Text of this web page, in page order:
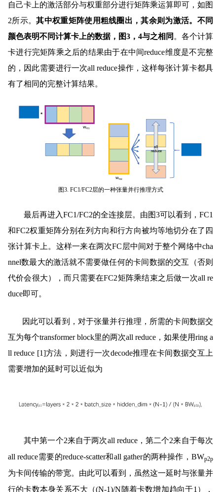
自己卡上的激活部分与权重部分进行矩阵乘运算即可，如图
2所示。其中权重矩阵使用粗线圈出，其余则为激活。不同
颜色表明不同计算卡上的数据，图3，4与之相同 。各个计算
卡进行完矩阵乘之后的结果由于在中间reduce维度是不完整
的，因此需要进行一次all reduce操作，这样每张计算卡都具
有了相同的完整计算结果。
图3. FC1/FC2层的一种张量并行推理方式
最后再进入FC1/FC2的全连接层。由图3可以看到，FC1
和FC2权重矩阵分别在列方向和行方向被均等地切分在了四
张计算卡上。这样一来在两次FC层中间对于整个网络中cha
nnel数最大的激活就不需要做任何的卡间数据的交互（否则
代价会很大），而只需要在FC2矩阵乘结束之后做一次all re
duce即可。
因此可以看到，对于张量并行推理，所需的卡间数据交
互为每个transformer block里的两次all reduce，如果使用ring a
ll reduce [1]方法，则进行一次decode推理在卡间数据交互上
需要增加的延时可以近似为
其中第一个2来自于两次all reduce，第二个2来自于每次
all reduce需要的reduce-scatter和all gather的两种操作，BWp2p
为卡间传输的带宽。由此可以看到，虽然这一延时与张量并
行的卡数本身关系不大（(N-1)/N随着卡数增加趋向于1），